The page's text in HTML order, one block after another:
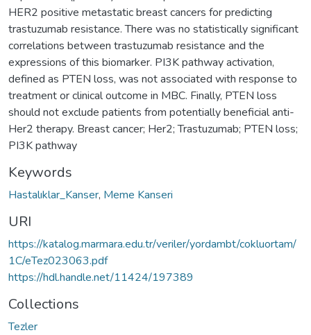
HER2 positive metastatic breast cancers for predicting
trastuzumab resistance. There was no statistically significant
correlations between trastuzumab resistance and the
expressions of this biomarker. PI3K pathway activation,
defined as PTEN loss, was not associated with response to
treatment or clinical outcome in MBC. Finally, PTEN loss
should not exclude patients from potentially beneficial anti-
Her2 therapy. Breast cancer; Her2; Trastuzumab; PTEN loss;
PI3K pathway
Keywords
Hastalıklar_Kanser, Meme Kanseri
URI
https://katalog.marmara.edu.tr/veriler/yordambt/cokluortam/
1C/eTez023063.pdf
https://hdl.handle.net/11424/197389
Collections
Tezler